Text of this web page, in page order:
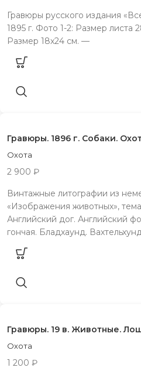
Гравюры русского издания
1895 г. Фото 1-2: Размер листа
Размер 18х24 см. —
Гравюры. 1896 г. Собаки.
Охота
2 900 ₽
Винтажные литографии из
«Изображения животных»,
Английский дог. Английский
гончая. Бладхаунд.
Гравюры. 19 в. Животные.
Охота
1 200 ₽